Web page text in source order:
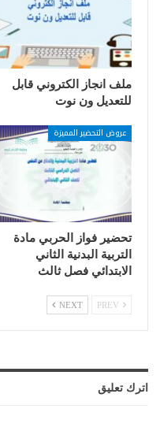
ملف انجاز الكتروني قابل
للتعديل ون نوت
عروض التحضير المميزة
تحضير فواز الحربي مادة
التربية البدنية الثاني
الابتدائي فصل ثالث
NEXT
اترك تعليق